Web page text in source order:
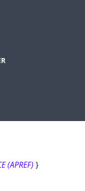
(APREF) }